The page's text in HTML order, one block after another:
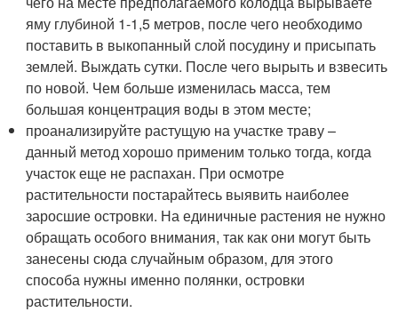
яму глубиной 1-1,5 метров, после чего необходимо
поставить в выкопанный слой посудину и присыпать
землей. Выждать сутки. После чего вырыть и взвесить
по новой. Чем больше изменилась масса, тем
большая концентрация воды в этом месте;
проанализируйте растущую на участке траву –
данный метод хорошо применим только тогда, когда
участок еще не распахан. При осмотре
растительности постарайтесь выявить наиболее
заросшие островки. На единичные растения не нужно
обращать особого внимания, так как они могут быть
занесены сюда случайным образом, для этого
способа нужны именно полянки, островки
растительности.